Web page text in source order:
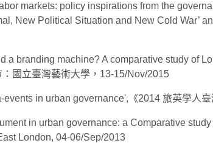
markets: policy inspirations from the
New Political Situation and New Cold War’
a branding machine? A comparative study of
國立臺灣藝術大學，13-15/Nov/2015
in urban governance',《2014 旅英學人
in urban governance: a Comparative
London, 04-06/Sep/2013